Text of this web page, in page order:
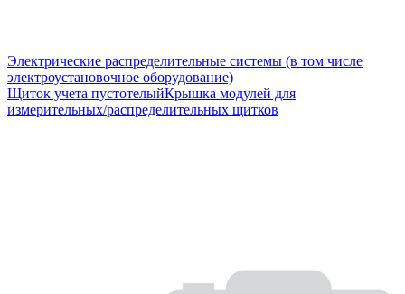
Электрические распределительные системы (в том числе
электроустановочное оборудование)
Щиток учета пустотелыйКрышка модулей для
измерительных/распределительных щитков